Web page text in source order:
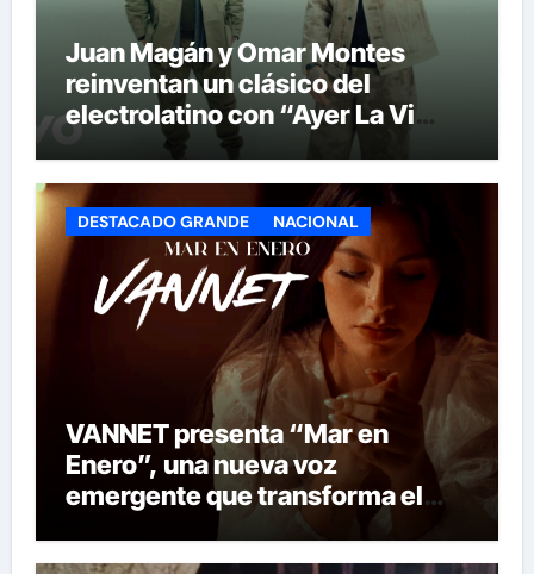
Juan Magán y Omar Montes
reinventan un clásico del
electrolatino con “Ayer La Vi
(BPA26)”
DESTACADO GRANDE NACIONAL
VANNET presenta “Mar en
Enero”, una nueva voz
emergente que transforma el